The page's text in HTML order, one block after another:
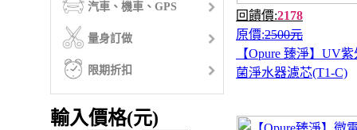
汽車、機車、GPS
量身訂做
限期折扣
輸入價格(元)
回饋價:2178
原價:2500元
【Opure 臻淨】UV
菌淨水器濾芯(T1-C)